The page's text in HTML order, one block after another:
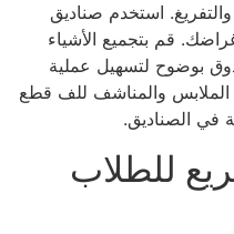
استخدم صناديق
قم بتجميع الأشياء
لتسهيل عملية
والمناشف للف قطع
الصناديق.
للطلاب